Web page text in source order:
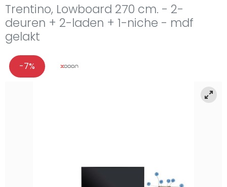
Trentino, Lowboard 270 cm. - 2-
deuren + 2-laden + 1-niche - mdf
gelakt
-7%